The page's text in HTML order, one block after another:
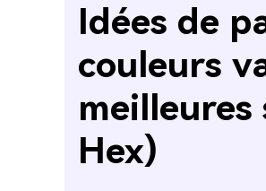
Idées de
couleurs
meilleures
Hex)